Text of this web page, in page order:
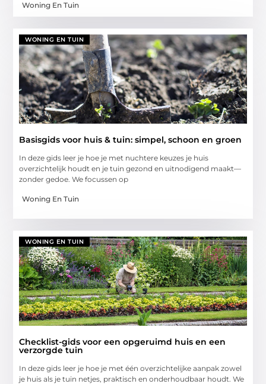
Woning En Tuin
WONING EN TUIN
Basisgids voor huis & tuin: simpel, schoon en groen
In deze gids leer je hoe je met nuchtere keuzes je huis
overzichtelijk houdt en je tuin gezond en uitnodigend maakt—
zonder gedoe. We focussen op
Woning En Tuin
WONING EN TUIN
Checklist-gids voor een opgeruimd huis en een
verzorgde tuin
In deze gids leer je hoe je met één overzichtelijke aanpak zowel
je huis als je tuin netjes, praktisch en onderhoudbaar houdt. We